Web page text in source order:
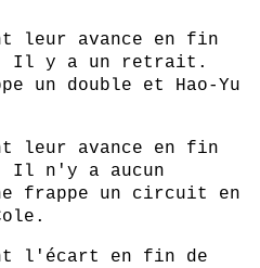
leur avance en fin
Il y a un retrait.
un double et Hao-Yu
leur avance en fin
Il n'y a aucun
frappe un circuit en
l'écart en fin de